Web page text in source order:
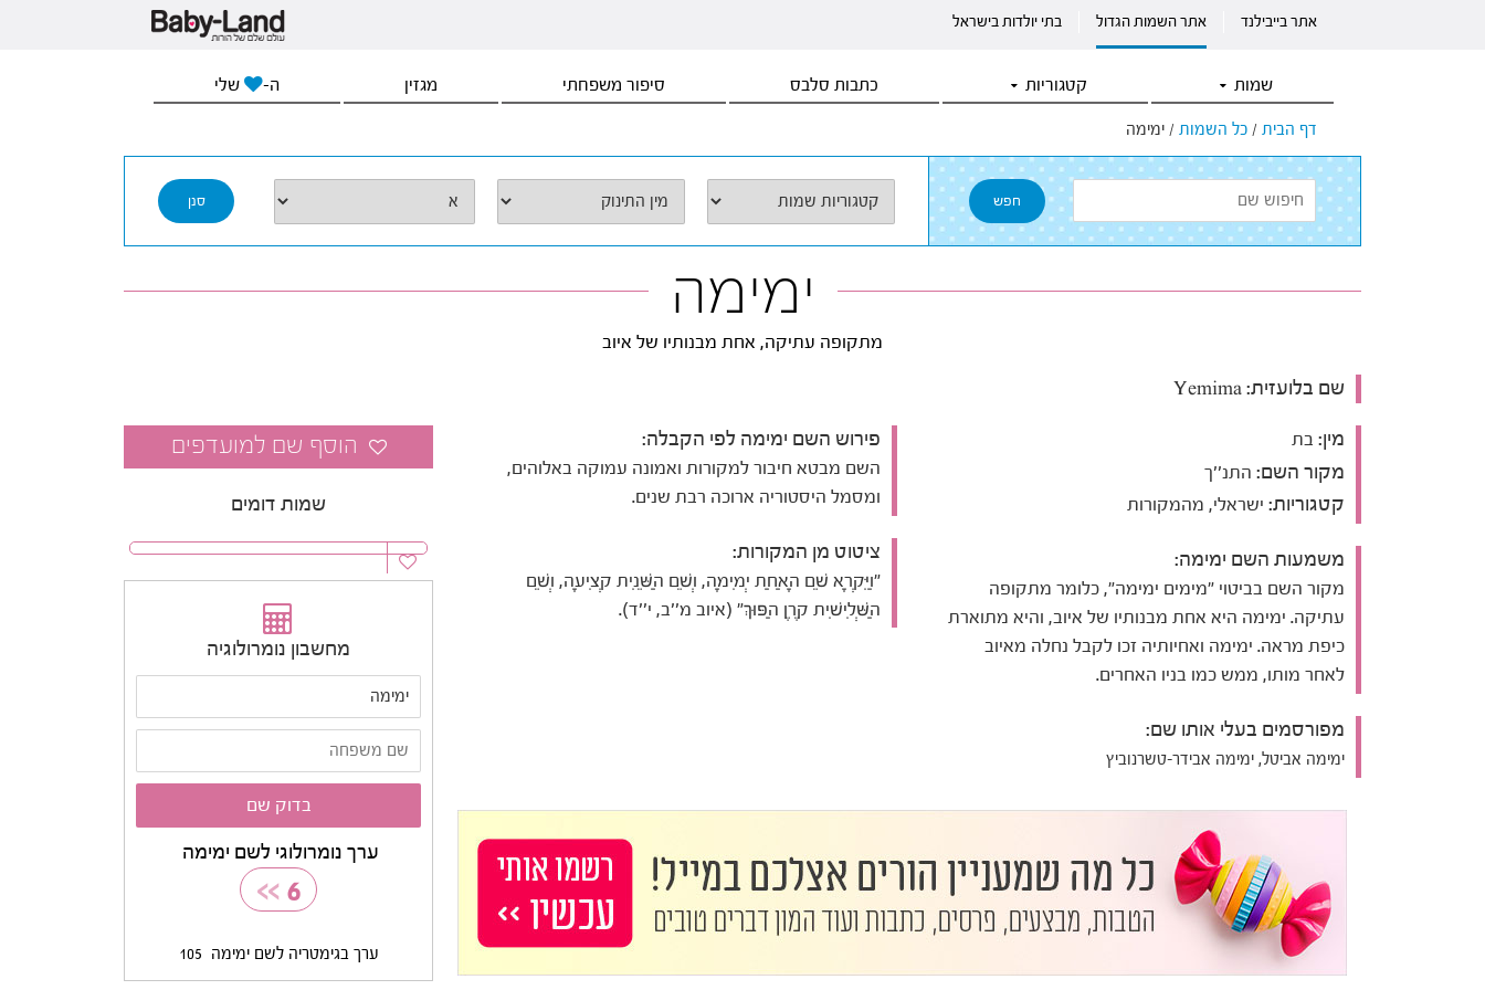
אתר בייבילנד אתר השמות הגדול בתי יולדות בישראל
שמות קטגוריות כתבות סלבס סיפור משפחתי מגזין ה- שלי
דף הבית / כל השמות / ימימה
ימימה
מתקופה עתיקה, אחת מבנותיו של איוב
שם בלועזית:
מין: בת
מקור השם: התנ''ך
קטגוריות: ישראלי, מהמקורות
משמעות השם ימימה:
מקור השם בביטוי "מימים ימימה", כלומר מתקופה
עתיקה. ימימה היא אחת מבנותיו של איוב, והיא מתוארת
כיפת מראה. ימימה ואחיותיה זכו לקבל נחלה מאיוב
לאחר מותו, ממש כמו בניו האחרים.
מפורסמים בעלי אותו שם:
ימימה אביטל, ימימה אבידר-טשרנוביץ
פירוש השם ימימה לפי הקבלה:
השם מבטא חיבור למקורות ואמונה עמוקה באלוהים,
ומסמל היסטוריה ארוכה רבת שנים.
ציטוט מן המקורות:
"וַיִּקְרָא שֵׁם הָאַחַת יְמִימָה, וְשֵׁם הַשֵּׁנִית קְצִיעָה, וְשֵׁם
הַשְּׁלִישִׁית קֶרֶן הַפּוּךְ" (איוב מ''ב, י''ד).
שמות דומים
מחשבון נומרולוגיה
ערך נומרולוגי לשם ימימה
6
>>
ערך בגימטריה לשם ימימה 105